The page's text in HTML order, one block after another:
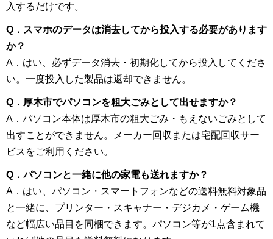
入するだけです。
Q．スマホのデータは消去してから投入する必要があります
か？
A．はい、必ずデータ消去・初期化してから投入してくださ
い。一度投入した製品は返却できません。
Q．厚木市でパソコンを粗大ごみとして出せますか？
A．パソコン本体は厚木市の粗大ごみ・もえないごみとして
出すことができません。メーカー回収または宅配回収サー
ビスをご利用ください。
Q．パソコンと一緒に他の家電も送れますか？
A．はい、パソコン・スマートフォンなどの送料無料対象品
と一緒に、プリンター・スキャナー・デジカメ・ゲーム機
など幅広い品目を同梱できます。パソコン等が1点含まれて